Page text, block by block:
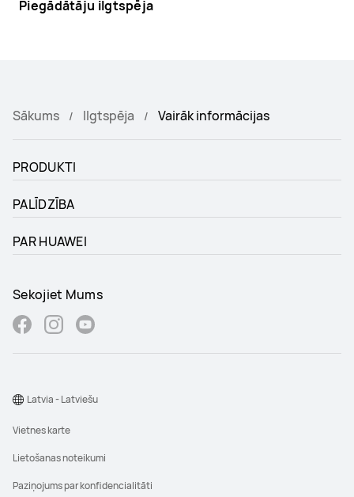
Piegādātāju ilgtspēja
Sākums Ilgtspēja Vairāk informācijas
PRODUKTI
PALĪDZĪBA
PAR HUAWEI
Sekojiet Mums
Vietnes karte
Lietošanas noteikumi
Paziņojums par konfidencialitāti
Latvia - Latviešu